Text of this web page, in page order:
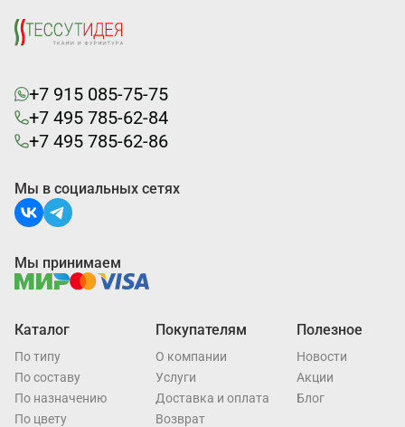
+7 915 085-75-75
+7 495 785-62-84
+7 495 785-62-86
Каталог
По типу
По составу
По назначению
По цвету
Покупателям
О компании
Услуги
Доставка и оплата
Возврат
Полезное
Новости
Акции
Блог
Мы в социальных сетях
Мы принимаем